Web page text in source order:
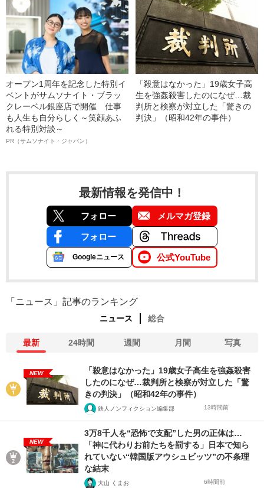
オープン1周年を記念した特別イ
ベントがサムソナイト・ブラッ
クレーベル銀座店で開催 仕事
も人生も自分らしく～笑顔あふ
れる特別対談～
PR（サムソナイト・ジャパン）
「殺意はなかった」19歳女子高
生を強姦殺害したのになぜ…裁
判所と検察が対立した「驚きの
判決」（昭和42年の事件）
最新情報を発信中！
フォロー メルマガ登録
フォロー
Googleニュース 公式YouTube
「ニュース」記事のランキング
ニュース 総合
最新 24時間 週間 月間 写真
NEW
「殺意はなかった」19歳女子高生を強姦殺害
したのになぜ…裁判所と検察が対立した「驚
きの判決」（昭和42年の事件）
鉄人ノンフィクション編集部 13時間前
NEW
3万8千人を“恐怖で支配”した男の正体は…
「神に代わりお前たちを罰する」日本で知ら
れていない“韓国版アウシュビッツ”の不条理
な結末
大山 くまお 6時間前